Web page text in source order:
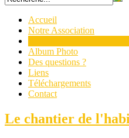
Accueil
Notre Association
Album Photo
Des questions ?
Liens
Téléchargements
Contact
Le chantier de